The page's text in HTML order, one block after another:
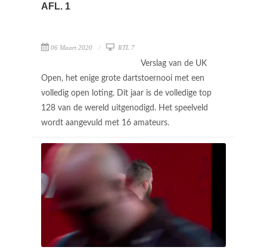
AFL. 1
06 Maart 2020 RTL 7
Verslag van de UK
Open, het enige grote dartstoernooi met een
volledig open loting. Dit jaar is de volledige top
128 van de wereld uitgenodigd. Het speelveld
wordt aangevuld met 16 amateurs.